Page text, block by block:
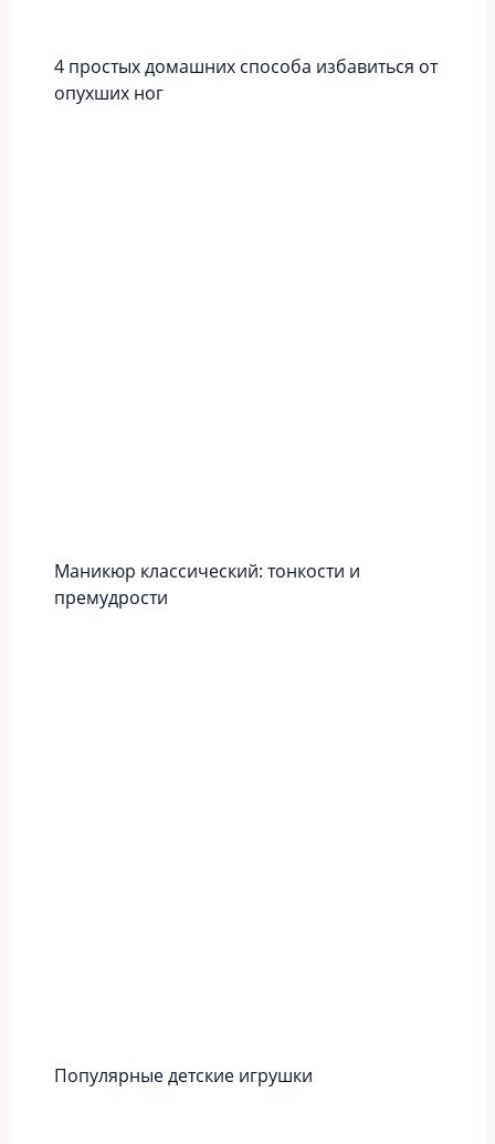
4 простых домашних способа избавиться от
опухших ног
Маникюр классический: тонкости и
премудрости
Популярные детские игрушки